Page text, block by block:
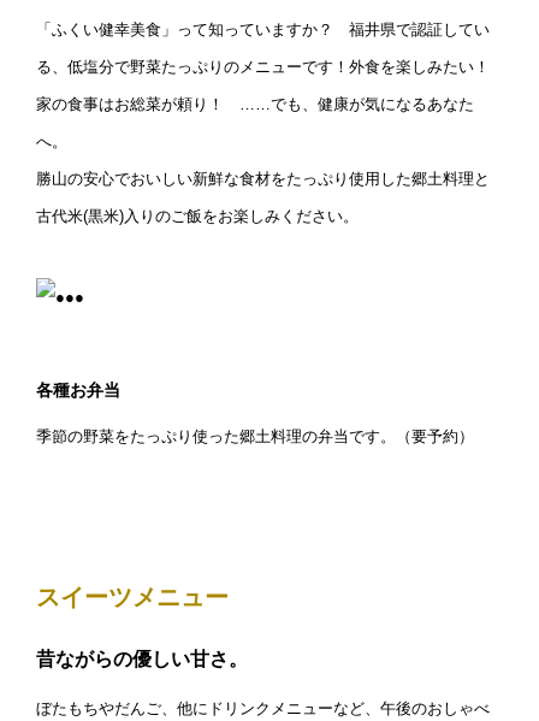
「ふくい健幸美食」って知っていますか？ 福井県で認証してい
る、低塩分で野菜たっぷりのメニューです！外食を楽しみたい！
家の食事はお総菜が頼り！ ……でも、健康が気になるあなた
へ。
勝山の安心でおいしい新鮮な食材をたっぷり使用した郷土料理と
古代米(黒米)入りのご飯をお楽しみください。
各種お弁当
季節の野菜をたっぷり使った郷土料理の弁当です。（要予約）
スイーツメニュー
昔ながらの優しい甘さ。
ぼたもちやだんご、他にドリンクメニューなど、午後のおしゃべ